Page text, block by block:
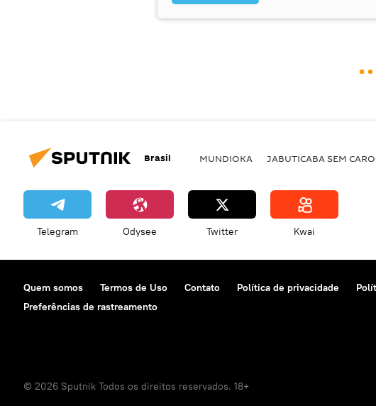
Brasil MUNDIOKA JABUTICABA SEM
Telegram Odysee Twitter Kwai
Quem somos Termos de Uso Contato Política de privacidade
Preferências de rastreamento
© 2026 Sputnik Todos os direitos reservados. 18+